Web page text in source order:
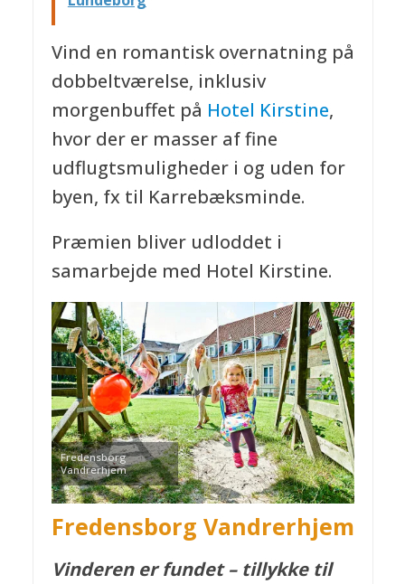
Vind en romantisk overnatning på
dobbeltværelse, inklusiv
morgenbuffet på Hotel Kirstine,
hvor der er masser af fine
udflugtsmuligheder i og uden for
byen, fx til Karrebæksminde.
Præmien bliver udloddet i
samarbejde med Hotel Kirstine.
Fredensborg
Vandrerhjem
Fredensborg Vandrerhjem
Vinderen er fundet – tillykke til